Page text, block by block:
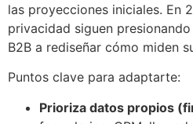
las proyecciones iniciales. En
privacidad siguen
B2B a rediseñar cómo miden
Puntos clave para adaptarte:
Prioriza datos propios